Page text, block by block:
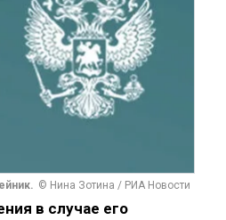
© Нина Зотина / РИА Новости
в случае его